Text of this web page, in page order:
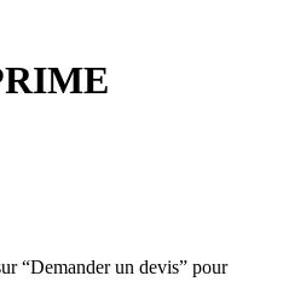
“Demander un devis” pour